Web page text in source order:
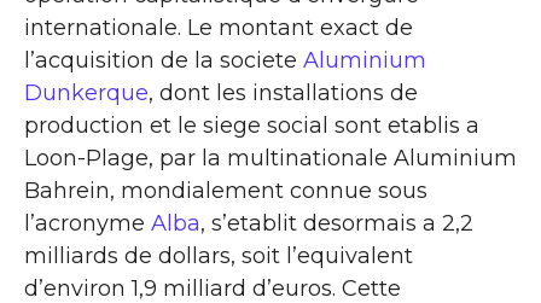
internationale. Le montant exact de
l’acquisition de la societe Aluminium
Dunkerque, dont les installations de
production et le siege social sont etablis a
Loon-Plage, par la multinationale Aluminium
Bahrein, mondialement connue sous
l’acronyme Alba, s’etablit desormais a 2,2
milliards de dollars, soit l’equivalent
d’environ 1,9 milliard d’euros. Cette